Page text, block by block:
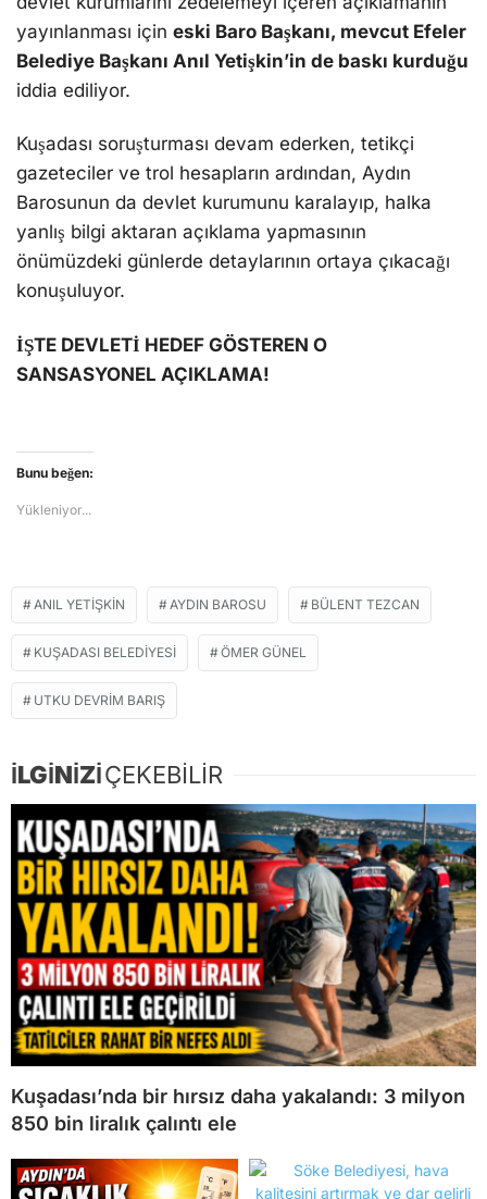
yayınlanması için eski Baro Başkanı, mevcut Efeler
Belediye Başkanı Anıl Yetişkin’in de baskı kurduğu
iddia ediliyor.
Kuşadası soruşturması devam ederken, tetikçi
gazeteciler ve trol hesapların ardından, Aydın
Barosunun da devlet kurumunu karalayıp, halka
yanlış bilgi aktaran açıklama yapmasının
önümüzdeki günlerde detaylarının ortaya çıkacağı
konuşuluyor.
İŞTE DEVLETİ HEDEF GÖSTEREN O
SANSASYONEL AÇIKLAMA!
Bunu beğen:
Yükleniyor...
ANIL YETIŞKIN AYDIN BAROSU BÜLENT TEZCAN
KUŞADASI BELEDIYESI ÖMER GÜNEL
UTKU DEVRIM BARIŞ
İLGİNİZİÇEKEBİLİR
Kuşadası’nda bir hırsız daha yakalandı: 3 milyon
850 bin liralık çalıntı ele